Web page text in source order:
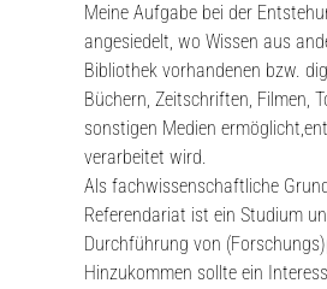
Meine Aufgabe bei der
angesiedelt, wo Wissen aus
Bibliothek vorhandenen bzw.
Büchern, Zeitschriften, Filmen,
sonstigen Medien
verarbeitet wird.
Als fachwissenschaftliche
Referendariat ist ein Studium
Durchführung von
Hinzukommen sollte ein